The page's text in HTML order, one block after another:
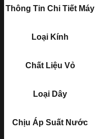
Thông Tin Chi Tiết Máy
Loại Kính
Chất Liệu Vỏ
Loại Dây
Chịu Áp Suất Nước